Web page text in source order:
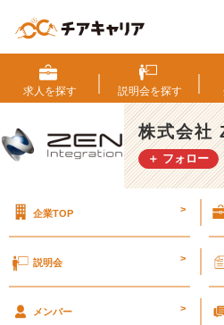
T
志
望
の
方
へ
ク
本
求人を探す 説明会を探す
株式会
＋ フォロー
企業TOP >
説明会 >
メンバー >